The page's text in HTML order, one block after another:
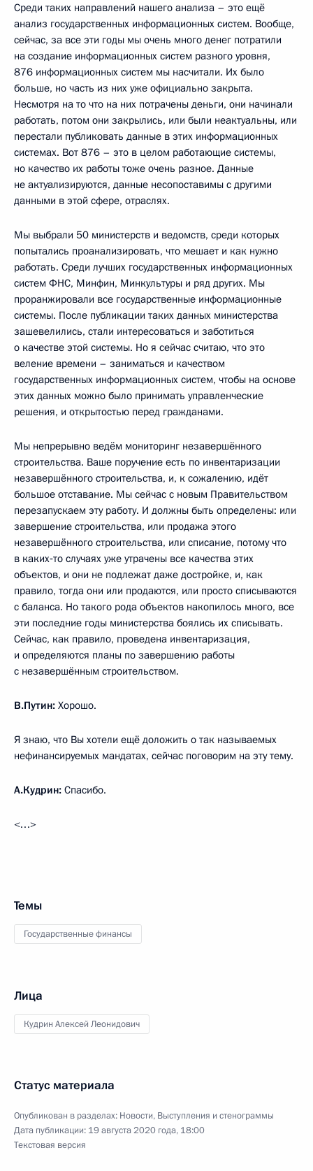
Среди таких направлений нашего анализа – это ещё
анализ государственных информационных систем. Вообще,
сейчас, за все эти годы мы очень много денег потратили
на создание информационных систем разного уровня,
876 информационных систем мы насчитали. Их было
больше, но часть из них уже официально закрыта.
Несмотря на то что на них потрачены деньги, они начинали
работать, потом они закрылись, или были неактуальны, или
перестали публиковать данные в этих информационных
системах. Вот 876 – это в целом работающие системы,
но качество их работы тоже очень разное. Данные
не актуализируются, данные несопоставимы с другими
данными в этой сфере, отраслях.
Мы выбрали 50 министерств и ведомств, среди которых
попытались проанализировать, что мешает и как нужно
работать. Среди лучших государственных информационных
систем ФНС, Минфин, Минкультуры и ряд других. Мы
проранжировали все государственные информационные
системы. После публикации таких данных министерства
зашевелились, стали интересоваться и заботиться
о качестве этой системы. Но я сейчас считаю, что это
веление времени – заниматься и качеством
государственных информационных систем, чтобы на основе
этих данных можно было принимать управленческие
решения, и открытостью перед гражданами.
Мы непрерывно ведём мониторинг незавершённого
строительства. Ваше поручение есть по инвентаризации
незавершённого строительства, и, к сожалению, идёт
большое отставание. Мы сейчас с новым Правительством
перезапускаем эту работу. И должны быть определены: или
завершение строительства, или продажа этого
незавершённого строительства, или списание, потому что
в каких‑то случаях уже утрачены все качества этих
объектов, и они не подлежат даже достройке, и, как
правило, тогда они или продаются, или просто списываются
с баланса. Но такого рода объектов накопилось много, все
эти последние годы министерства боялись их списывать.
Сейчас, как правило, проведена инвентаризация,
и определяются планы по завершению работы
с незавершённым строительством.
В.Путин: Хорошо.
Я знаю, что Вы хотели ещё доложить о так называемых
нефинансируемых мандатах, сейчас поговорим на эту тему.
А.Кудрин: Спасибо.
<…>
Темы
Государственные финансы
Лица
Кудрин Алексей Леонидович
Статус материала
Опубликован в разделах: Новости, Выступления и стенограммы
Дата публикации: 19 августа 2020 года, 18:00
Текстовая версия